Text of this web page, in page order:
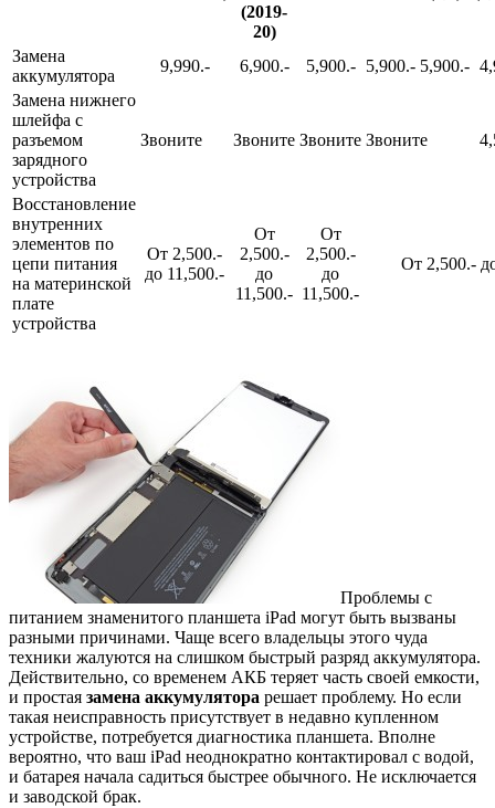
(2019-
20)
Замена
аккумулятора
9,990.- 6,900.- 5,900.- 5,900.- 5,900.-
Замена нижнего
шлейфа с
разъемом
зарядного
устройства
Звоните Звоните Звоните Звоните
Восстановление
внутренних
элементов по
цепи питания
на материнской
плате
устройства
От 2,500.-
до 11,500.-
От
2,500.-
до
11,500.-
От
2,500.-
до
11,500.-
От 2,500.-
Проблемы с
питанием знаменитого планшета iPad могут быть вызваны
разными причинами. Чаще всего владельцы этого чуда
техники жалуются на слишком быстрый разряд аккумулятора.
Действительно, со временем АКБ теряет часть своей емкости,
и простая замена аккумулятора решает проблему. Но если
такая неисправность присутствует в недавно купленном
устройстве, потребуется диагностика планшета. Вполне
вероятно, что ваш iPad неоднократно контактировал с водой,
и батарея начала садиться быстрее обычного. Не исключается
и заводской брак.